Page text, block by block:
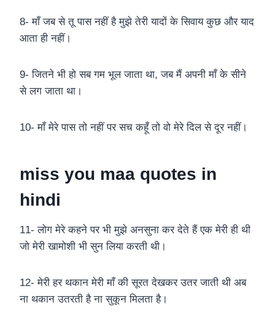
8- माँ जब से तू पास नहीं है मुझे तेरी यादों के सिवाय कुछ और याद
आता ही नहीं।
9- जितने भी हो सब गम भूल जाता था, जब मैं अपनी माँ के सीने
से लग जाता था।
10- माँ मेरे पास तो नहीं पर सच कहूँ तो वो मेरे दिल से दूर नहीं।
miss you maa quotes in
hindi
11- लोग मेरे कहने पर भी मुझे अनसुना कर देते हैं एक मेरी ही थी
जो मेरी खामोशी भी सुन लिया करती थी।
12- मेरी हर थकान मेरी माँ की सूरत देखकर उतर जाती थी अब
ना थकान उतरती है ना सुकून मिलता है।